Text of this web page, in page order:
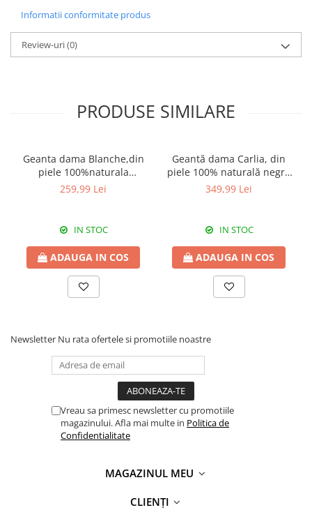
Informatii conformitate produs
Review-uri(0)
PRODUSE SIMILARE
Geanta dama Blanche,din
piele 100%naturala
Italia,8246,negru
259,99 Lei
IN STOC
ADAUGA IN COS
Geantă dama Carlia, din
piele 100% naturală negru
8009
349,99 Lei
IN STOC
ADAUGA IN COS
Newsletter Nu rata ofertele si promotiile noastre
Vreau sa primesc newsletter cu promotiile
magazinului. Afla mai multe in Politica de
Confidentialitate
MAGAZINUL MEU
CLIENȚI